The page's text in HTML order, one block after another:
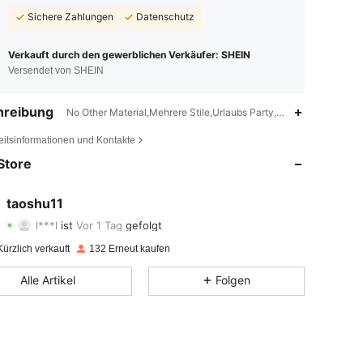
Sichere Zahlungen
Datenschutz
Verkauft durch den gewerblichen Verkäufer: SHEIN
Versendet von SHEIN
No Other Material,Mehrere Stile,Urlaubs
und Kontakte
taoshu11
4,42
l***l ist Vor 1 Tag gefolgt
4,42 Bewertung 32Artikel 165
4,42 32 165
verkauft 132 Erneut kaufen
Alle Artikel Folgen